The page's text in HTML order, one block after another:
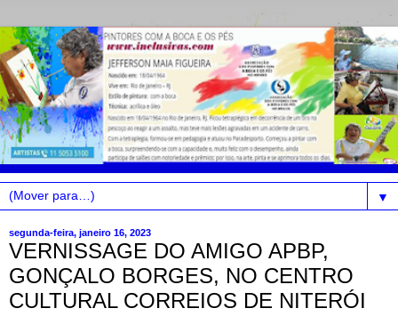
▼
segunda-feira, janeiro 16, 2023
VERNISSAGE DO AMIGO APBP,
GONÇALO BORGES, NO CENTRO
CULTURAL CORREIOS DE NITERÓI